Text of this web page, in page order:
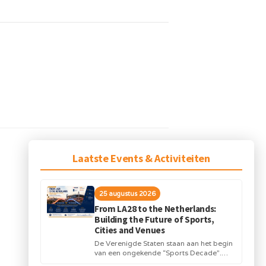
Laatste Events & Activiteiten
25 augustus 2026
From LA28 to the Netherlands:
Building the Future of Sports,
Cities and Venues
De Verenigde Staten staan aan het begin
van een ongekende “Sports Decade”.